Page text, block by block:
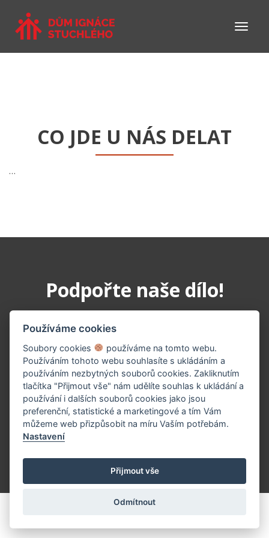
CO JDE U NÁS DELAT
…
Podpořte naše dílo!
PŘISPĚT TEĎ
Používáme cookies
Soubory cookies
používáme na tomto webu.
Používáním tohoto webu souhlasíte s ukládáním a
používáním nezbytných souborů cookies. Zakliknutím
tlačítka "Přijmout vše" nám udělíte souhlas k ukládání a
používání i dalších souborů cookies jako jsou
preferenční, statistické a marketingové a tím Vám
můžeme web přizpůsobit na míru Vaším potřebám.
Nastavení
Přijmout vše
Odmítnout